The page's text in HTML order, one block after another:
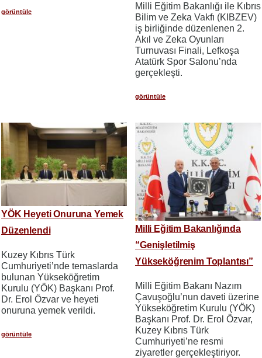
görüntüle
Milli Eğitim Bakanlığı ile Kıbrıs
Bilim ve Zeka Vakfı (KIBZEV)
iş birliğinde düzenlenen 2.
Akıl ve Zeka Oyunları
Turnuvası Finali, Lefkoşa
Atatürk Spor Salonu’nda
gerçekleşti.
görüntüle
YÖK Heyeti Onuruna Yemek
Düzenlendi
Kuzey Kıbrıs Türk
Cumhuriyeti’nde temaslarda
bulunan Yükseköğretim
Kurulu (YÖK) Başkanı Prof.
Dr. Erol Özvar ve heyeti
onuruna yemek verildi.
görüntüle
Milli Eğitim Bakanlığında
“Genişletilmiş
Yükseköğrenim Toplantısı”
Milli Eğitim Bakanı Nazım
Çavuşoğlu’nun daveti üzerine
Yükseköğretim Kurulu (YÖK)
Başkanı Prof. Dr. Erol Özvar,
Kuzey Kıbrıs Türk
Cumhuriyeti’ne resmi
ziyaretler gerçekleştiriyor.